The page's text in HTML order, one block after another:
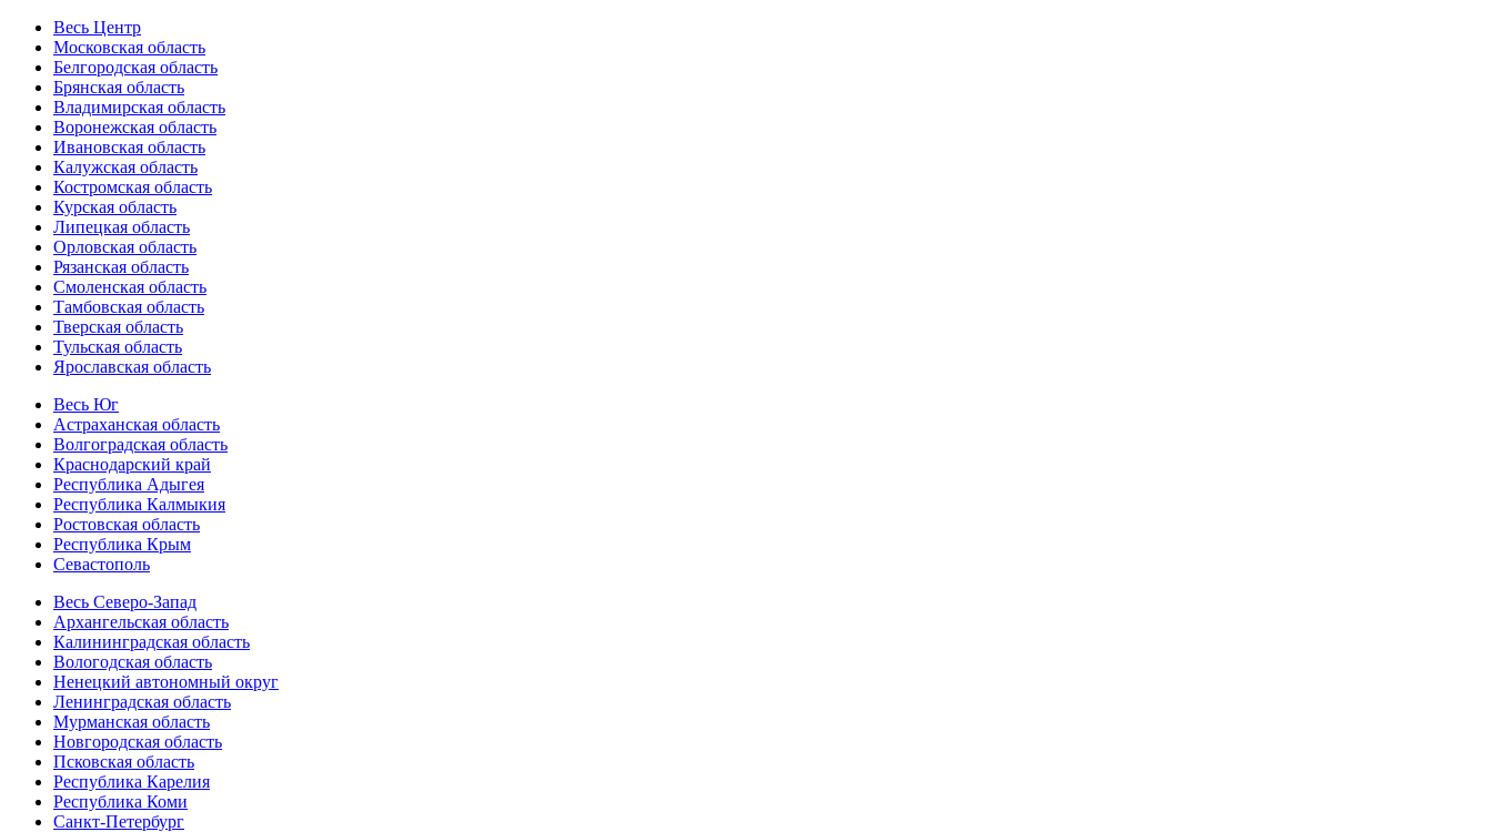
Весь Центр
Московская область
Белгородская область
Брянская область
Владимирская область
Воронежская область
Ивановская область
Калужская область
Костромская область
Курская область
Липецкая область
Орловская область
Рязанская область
Смоленская область
Тамбовская область
Тверская область
Тульская область
Ярославская область
Весь Юг
Астраханская область
Волгоградская область
Краснодарский край
Республика Адыгея
Республика Калмыкия
Ростовская область
Республика Крым
Севастополь
Весь Северо-Запад
Архангельская область
Калининградская область
Вологодская область
Ненецкий автономный округ
Ленинградская область
Мурманская область
Новгородская область
Псковская область
Республика Карелия
Республика Коми
Санкт-Петербург